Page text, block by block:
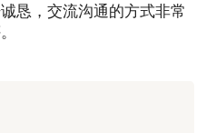
恳，交流沟通的方式非常